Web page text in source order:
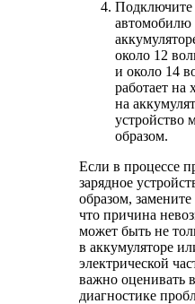
Подключите
автомобилю
около 12
и около 14
работает на
на
устройство
образом.
Если в процессе
зарядное
образом,
что причина
может быть не
в аккумуляторе
электрической
важно оценивать
диагностике